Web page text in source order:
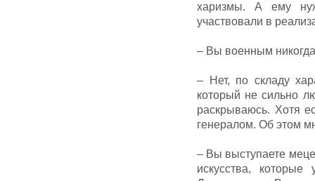
харизмы. А ему
участвовали в
– Вы военным никогда
– Нет, по складу
который не сильно
раскрываюсь. Хотя
генералом. Об этом
– Вы выступаете
искусства,